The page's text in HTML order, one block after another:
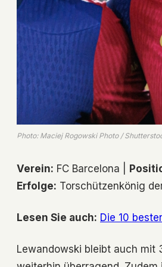
Photo: Maciej Rogowski Photo /
Verein: FC Barcelona |
Erfolge: Torschützenkönig
Lesen Sie auch: Die 10
Lewandowski bleibt auch mit